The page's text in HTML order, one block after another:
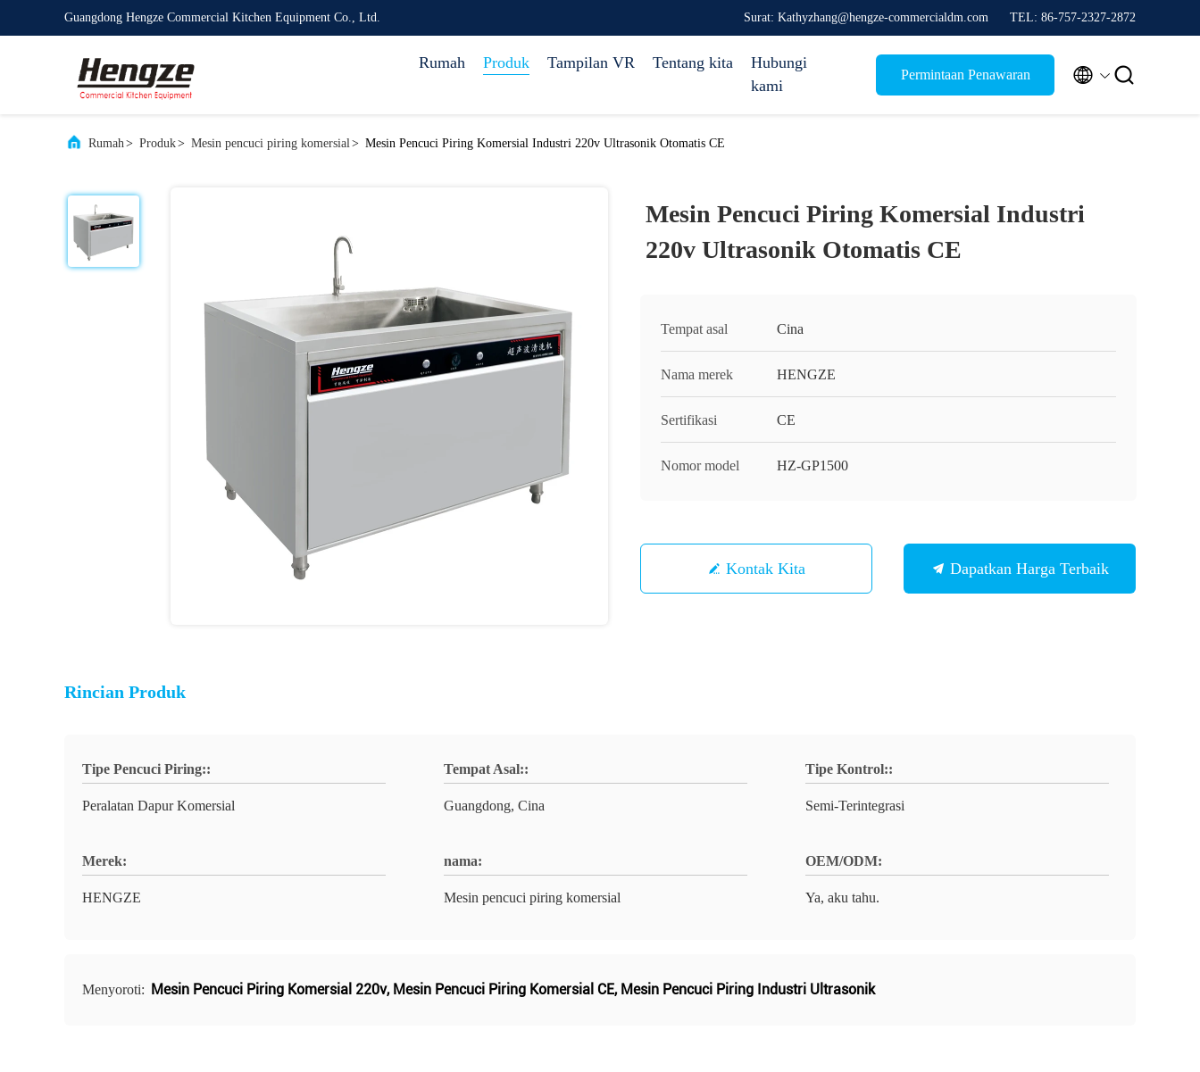
Guangdong Hengze Commercial Kitchen Equipment Co., Ltd. Surat: Kathyzhang@hengze-commercialdm.com TEL: 86-757-2327-2872
Rumah Produk Tampilan VR Tentang kita
Hubungi
kami
Permintaan Penawaran  
Rumah> Produk> Mesin pencuci piring komersial> Mesin Pencuci Piring Komersial Industri 220v Ultrasonik Otomatis CE
Mesin Pencuci Piring Komersial Industri
220v Ultrasonik Otomatis CE
Tempat asal Cina
Nama merek HENGZE
Sertifikasi CE
Nomor model HZ-GP1500
Kontak Kita Dapatkan Harga Terbaik
Rincian Produk
Tipe Pencuci Piring::
Peralatan Dapur Komersial
Tempat Asal::
Guangdong, Cina
Tipe Kontrol::
Semi-Terintegrasi
Merek:
HENGZE
nama:
Mesin pencuci piring komersial
OEM/ODM:
Ya, aku tahu.
Menyoroti: Mesin Pencuci Piring Komersial 220v, Mesin Pencuci Piring Komersial CE, Mesin Pencuci Piring Industri Ultrasonik